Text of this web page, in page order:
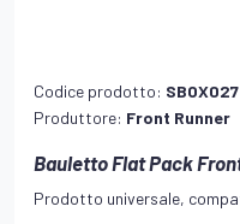
Codice prodotto: SBOX027
Produttore: Front Runner
Bauletto Flat Pack
Prodotto universale,